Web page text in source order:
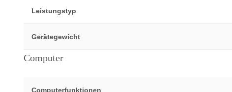
Leistungstyp
Gerätegewicht
Computer
Computerfunktionen